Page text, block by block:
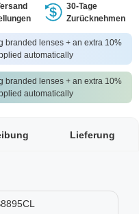
30-Tage
Zurücknehmen
branded lenses + an extra 10%
automatically
branded lenses + an extra 10%
automatically
Lieferung